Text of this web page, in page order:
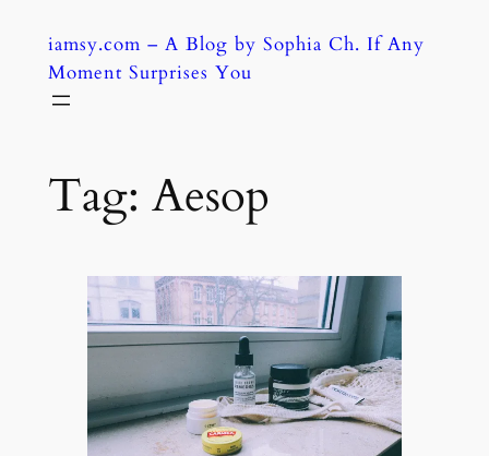
content
iamsy.com – A Blog by Sophia Ch. If Any
Moment Surprises You
Tag: Aesop